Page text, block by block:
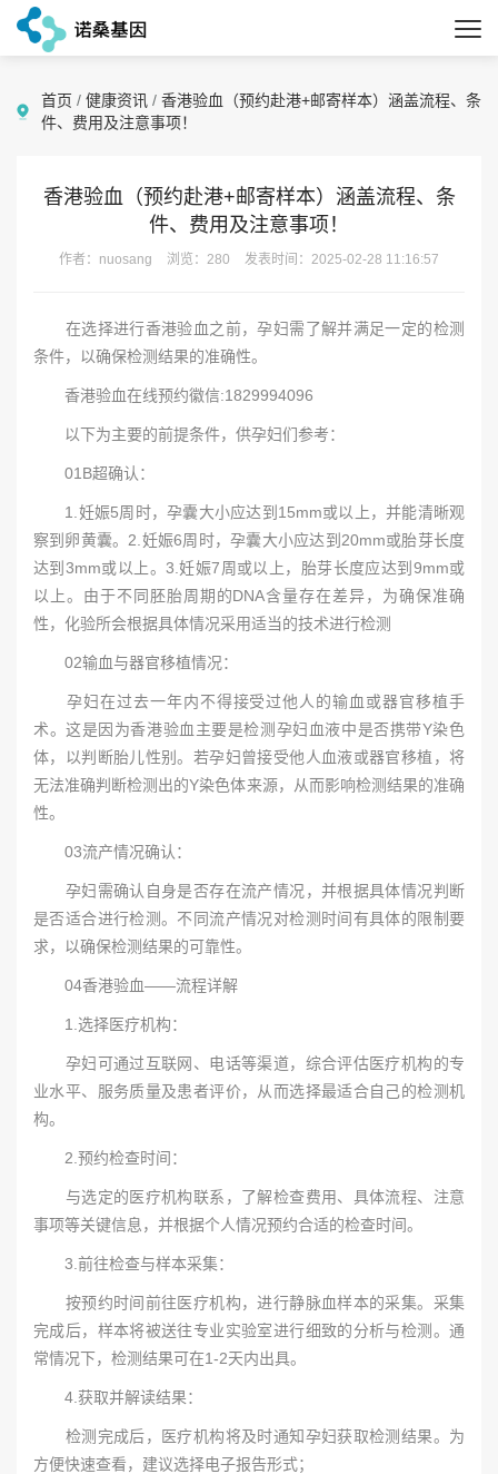
首页 / 健康资讯 / 香港验血（预约赴港+邮寄样本）涵盖流程、条
件、费用及注意事项！
香港验血（预约赴港+邮寄样本）涵盖流程、条
件、费用及注意事项！
作者：nuosang 浏览：280 发表时间：2025-02-28 11:16:57
在选择进行香港验血之前，孕妇需了解并满足一定的检测
条件，以确保检测结果的准确性。
香港验血在线预约徽信:1829994096
以下为主要的前提条件，供孕妇们参考：
01B超确认：
1.妊娠5周时，孕囊大小应达到15mm或以上，并能清晰观
察到卵黄囊。2.妊娠6周时，孕囊大小应达到20mm或胎芽长度
达到3mm或以上。3.妊娠7周或以上，胎芽长度应达到9mm或
以上。由于不同胚胎周期的DNA含量存在差异，为确保准确
性，化验所会根据具体情况采用适当的技术进行检测
02输血与器官移植情况：
孕妇在过去一年内不得接受过他人的输血或器官移植手
术。这是因为香港验血主要是检测孕妇血液中是否携带Y染色
体，以判断胎儿性别。若孕妇曾接受他人血液或器官移植，将
无法准确判断检测出的Y染色体来源，从而影响检测结果的准确
性。
03流产情况确认：
孕妇需确认自身是否存在流产情况，并根据具体情况判断
是否适合进行检测。不同流产情况对检测时间有具体的限制要
求，以确保检测结果的可靠性。
04香港验血——流程详解
1.选择医疗机构：
孕妇可通过互联网、电话等渠道，综合评估医疗机构的专
业水平、服务质量及患者评价，从而选择最适合自己的检测机
构。
2.预约检查时间：
与选定的医疗机构联系，了解检查费用、具体流程、注意
事项等关键信息，并根据个人情况预约合适的检查时间。
3.前往检查与样本采集：
按预约时间前往医疗机构，进行静脉血样本的采集。采集
完成后，样本将被送往专业实验室进行细致的分析与检测。通
常情况下，检测结果可在1-2天内出具。
4.获取并解读结果：
检测完成后，医疗机构将及时通知孕妇获取检测结果。为
方便快速查看，建议选择电子报告形式；